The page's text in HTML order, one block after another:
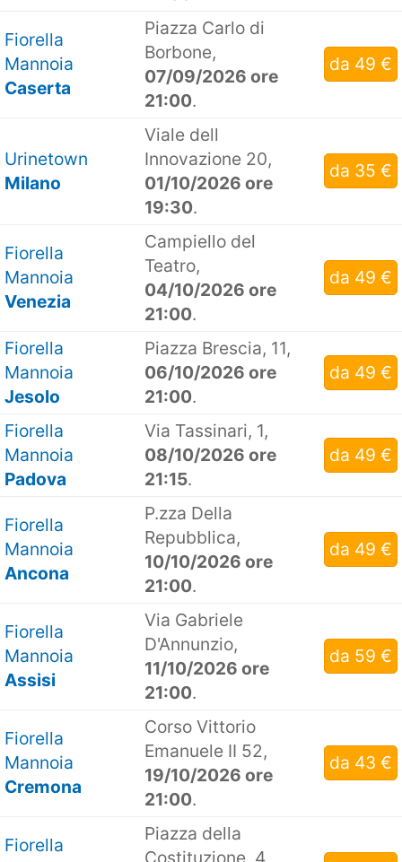
Fiorella
Mannoia
Caserta
Piazza Carlo di
Borbone,
07/09/2026 ore
21:00.
da 49 €
Urinetown
Milano
Viale dell
Innovazione 20,
01/10/2026 ore
19:30.
da 35 €
Fiorella
Mannoia
Venezia
Campiello del
Teatro,
04/10/2026 ore
21:00.
da 49 €
Fiorella
Mannoia
Jesolo
Piazza Brescia, 11,
06/10/2026 ore
21:00.
da 49 €
Fiorella
Mannoia
Padova
Via Tassinari, 1,
08/10/2026 ore
21:15.
da 49 €
Fiorella
Mannoia
Ancona
P.zza Della
Repubblica,
10/10/2026 ore
21:00.
da 49 €
Fiorella
Mannoia
Assisi
Via Gabriele
D'Annunzio,
11/10/2026 ore
21:00.
da 59 €
Fiorella
Mannoia
Cremona
Corso Vittorio
Emanuele II 52,
19/10/2026 ore
21:00.
da 43 €
Fiorella
Piazza della